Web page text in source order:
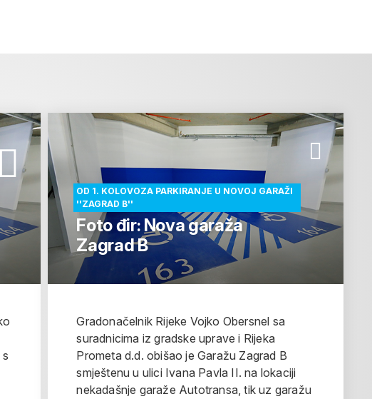
OD 1. KOLOVOZA PARKIRANJE U NOVOJ GARAŽI
''ZAGRAD B''
Foto đir: Nova garaža
Zagrad B
Gradonačelnik Rijeke Vojko Obersnel sa
suradnicima iz gradske uprave i Rijeka
Prometa d.d. obišao je Garažu Zagrad B
smještenu u ulici Ivana Pavla II. na lokaciji
nekadašnje garaže Autotransa, tik uz garažu